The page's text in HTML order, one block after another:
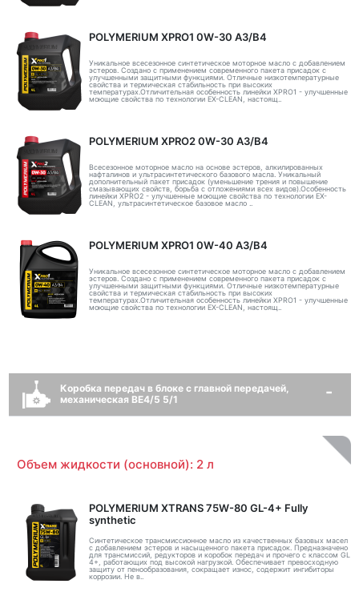
POLYMERIUM XPRO1 0W-30 A3/B4
Уникальное всесезонное синтетическое моторное масло с добавлением
эстеров. Создано с применением современного пакета присадок с
улучшенными защитными функциями. Отличные низкотемпературные
свойства и термическая стабильность при высоких
температурах.Отличительная особенность линейки XPRO1 - улучшенные
моющие свойства по технологии EX-CLEAN, настоящ..
POLYMERIUM XPRO2 0W-30 A3/B4
Всесезонное моторное масло на основе эстеров, алкилированных
нафталинов и ультрасинтетического базового масла. Уникальный
дополнительный пакет присадок (уменьшение трения и повышение
смазывающих свойств, борьба с отложениями всех видов).Особенность
линейки XPRO2 - улучшенные моющие свойства по технологии EX-
CLEAN, ультрасинтетическое базовое масло ..
POLYMERIUM XPRO1 0W-40 A3/B4
Уникальное всесезонное синтетическое моторное масло с добавлением
эстеров. Создано с применением современного пакета присадок с
улучшенными защитными функциями. Отличные низкотемпературные
свойства и термическая стабильность при высоких
температурах.Отличительная особенность линейки XPRO1 - улучшенные
моющие свойства по технологии EX-CLEAN, настоящ..
Коробка передач в блоке с главной передачей,
механическая BE4/5 5/1
Объем жидкости (основной): 2 л
POLYMERIUM XTRANS 75W-80 GL-4+ Fully
synthetic
Синтетическое трансмиссионное масло из качественных базовых масел
с добавлением эстеров и насыщенного пакета присадок. Предназначено
для трансмиссий, редукторов и коробок передач и прочего с классом GL
4+, работающих под высокой нагрузкой. Обеспечивает превосходную
защиту от пенообразования, сокращает износ, содержит ингибиторы
коррозии. Не в..